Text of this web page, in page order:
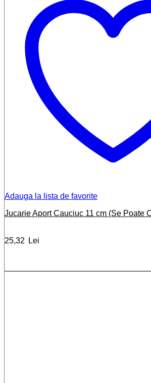
Adauga la lista de favorite
Jucarie Aport Cauciuc 11 cm (Se Poate
25,32 Lei